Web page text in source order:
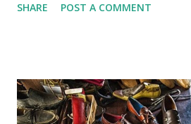
Dolomites. Ảnh: Zed Nelson/
pastel. Nhiếp ảnh gia đến từ London
hảo" theo nghĩa "được vẽ một cách
SHARE POST A COMMENT